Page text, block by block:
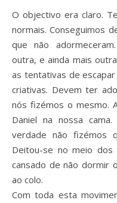
O objectivo era claro.
normais. Conseguimos
que não
outra, e ainda mais
as tentativas de
criativas. Devem ter
nós fizémos o mesmo.
Daniel na nossa
verdade não fizémos
Deitou-se no meio
cansado de não dormir
ao colo.
Com toda esta